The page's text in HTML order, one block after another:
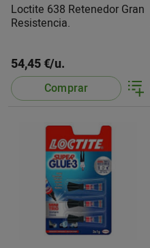
Loctite 638 Retenedor Gran
Resistencia.
54,45 €/u.
Comprar